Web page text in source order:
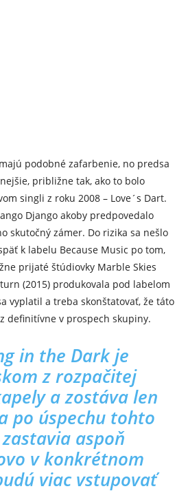
majú podobné zafarbenie, no predsa
približne tak, ako to bolo
singli z roku 2008 – Love´s Dart.
Django akoby predpovedalo
skutočný zámer. Do rizika sa nešlo
k labelu Because Music po tom,
prijaté štúdiovky Marble Skies
(2015) produkovala pod labelom
vyplatil a treba skonštatovať, že táto
definitívne v prospech skupiny.
in the Dark je
z rozpačitej
a zostáva len
po úspechu tohto
aspoň
v konkrétnom
viac vstupovať